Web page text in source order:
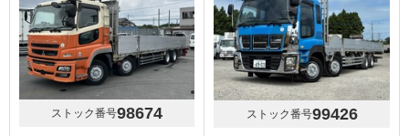
ストック番号98674 ストック番号99426